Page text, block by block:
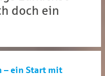
doch ein
– ein Start mit